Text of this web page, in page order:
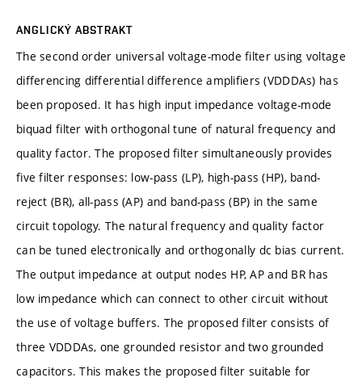
ANGLICKÝ ABSTRAKT
The second order universal voltage-mode filter using voltage
differencing differential difference amplifiers (VDDDAs) has
been proposed. It has high input impedance voltage-mode
biquad filter with orthogonal tune of natural frequency and
quality factor. The proposed filter simultaneously provides
five filter responses: low-pass (LP), high-pass (HP), band-
reject (BR), all-pass (AP) and band-pass (BP) in the same
circuit topology. The natural frequency and quality factor
can be tuned electronically and orthogonally dc bias current.
The output impedance at output nodes HP, AP and BR has
low impedance which can connect to other circuit without
the use of voltage buffers. The proposed filter consists of
three VDDDAs, one grounded resistor and two grounded
capacitors. This makes the proposed filter suitable for